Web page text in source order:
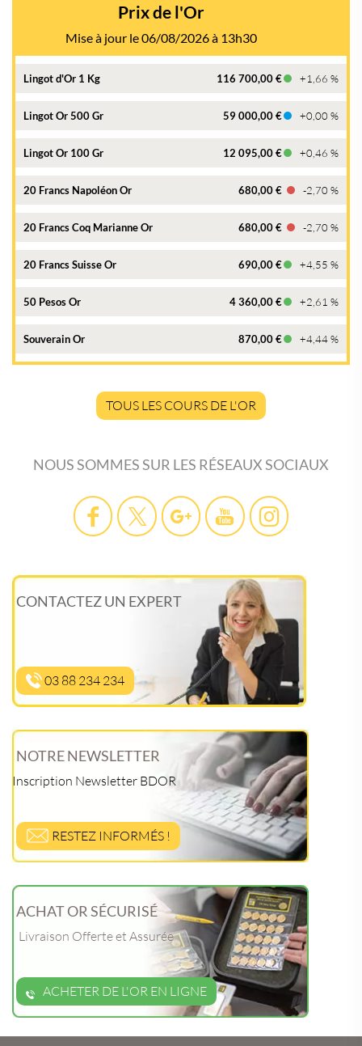
Prix de l'Or
Mise à jour le 06/08/2026 à 13h30
Lingot d'Or 1 Kg 116 700,00 € +1,66 %
Lingot Or 500 Gr 59 000,00 € +0,00 %
Lingot Or 100 Gr 12 095,00 € +0,46 %
20 Francs Napoléon Or 680,00 € -2,70 %
20 Francs Coq Marianne Or 680,00 € -2,70 %
20 Francs Suisse Or 690,00 € +4,55 %
50 Pesos Or 4 360,00 € +2,61 %
Souverain Or 870,00 € +4,44 %
TOUS LES COURS DE L'OR
NOUS SOMMES SUR LES RÉSEAUX SOCIAUX
CONTACTEZ UN EXPERT
03 88 234 234
NOTRE NEWSLETTER
Inscription Newsletter BDOR
RESTEZ INFORMÉS !
ACHAT OR SÉCURISÉ
Livraison Offerte et Assurée
ACHETER DE L'OR EN LIGNE